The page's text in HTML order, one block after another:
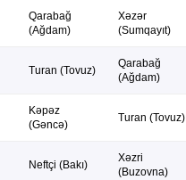
Qarabağ
(Ağdam)
Xəzər
(Sumqayıt)
Turan (Tovuz)
Qarabağ
(Ağdam)
Kəpəz
(Gəncə)
Turan (Tovuz)
Neftçi (Bakı)
Xəzri
(Buzovna)